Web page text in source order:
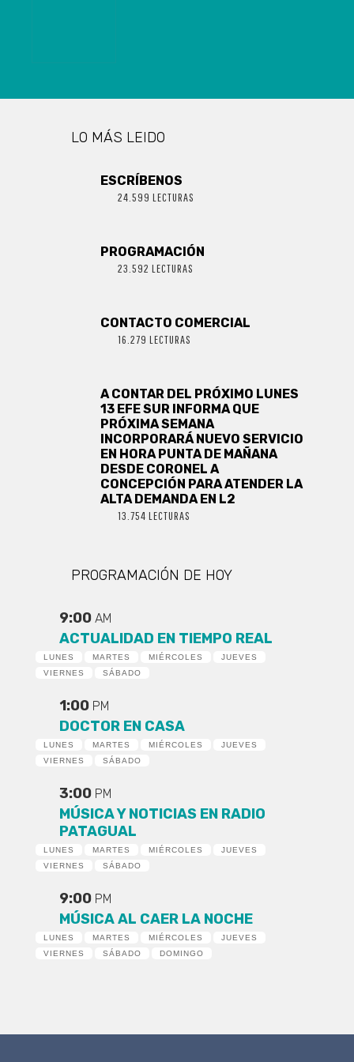
LO MÁS LEIDO
ESCRÍBENOS
24.599 LECTURAS
PROGRAMACIÓN
23.592 LECTURAS
CONTACTO COMERCIAL
16.279 LECTURAS
A CONTAR DEL PRÓXIMO LUNES
13 EFE SUR INFORMA QUE
PRÓXIMA SEMANA
INCORPORARÁ NUEVO SERVICIO
EN HORA PUNTA DE MAÑANA
DESDE CORONEL A
CONCEPCIÓN PARA ATENDER LA
ALTA DEMANDA EN L2
13.754 LECTURAS
PROGRAMACIÓN DE HOY
9:00 AM
ACTUALIDAD EN TIEMPO REAL
LUNES MARTES MIÉRCOLES
JUEVES
VIERNES
SÁBADO
1:00 PM
DOCTOR EN CASA
LUNES MARTES MIÉRCOLES
JUEVES
VIERNES
SÁBADO
3:00 PM
MÚSICA Y NOTICIAS EN RADIO
PATAGUAL
LUNES MARTES MIÉRCOLES
JUEVES
VIERNES
SÁBADO
9:00 PM
MÚSICA AL CAER LA NOCHE
LUNES MARTES MIÉRCOLES
JUEVES
VIERNES
SÁBADO DOMINGO